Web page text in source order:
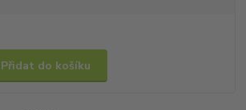
Přidat do košíku